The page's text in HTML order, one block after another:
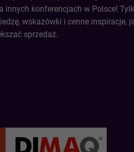
innych konferencjach w Polsce!
wskazówki i cenne inspiracje,
sprzedaż.